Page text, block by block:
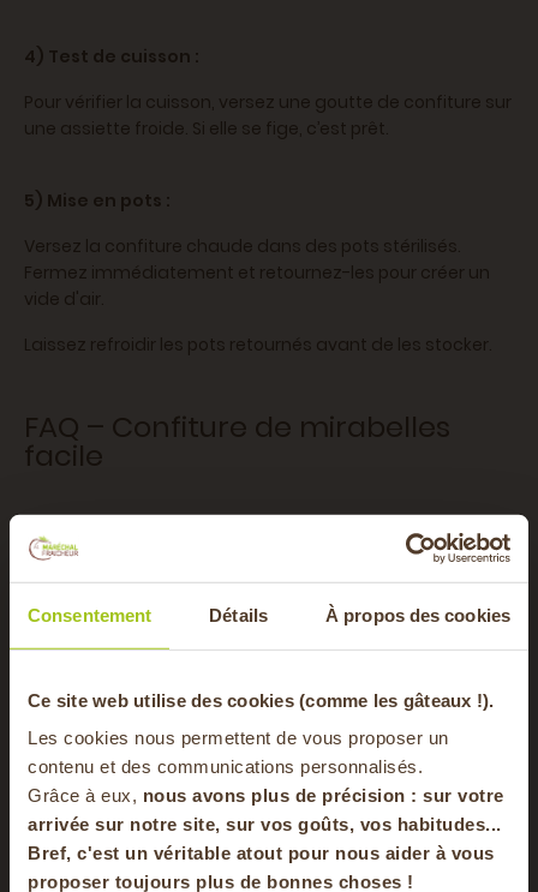
Consentement Détails À propos des cookies
Ce site web utilise des cookies (comme les gâteaux !).
Les cookies nous permettent de vous proposer un
contenu et des communications personnalisés.
Grâce à eux, nous avons plus de précision : sur votre
arrivée sur notre site, sur vos goûts, vos habitudes...
Bref, c'est un véritable atout pour nous aider à vous
proposer toujours plus de bonnes choses !
4) Test de cuisson :
Pour vérifier la cuisson, versez une goutte de confiture sur
une assiette froide. Si elle se fige, c’est prêt.
5) Mise en pots :
Versez la confiture chaude dans des pots stérilisés.
Fermez immédiatement et retournez-les pour créer un
vide d'air.
Laissez refroidir les pots retournés avant de les stocker.
FAQ – Confiture de mirabelles
facile
Comment réussir votre confiture de mirabelles
maison ?
Pour une confiture de mirabelles réussie, utilisez des fruits
20 à 30 minutes jusqu’à obtenir la texture idéale.
Faut-il dénoyauter les mirabelles pour la confiture ?
Oui, il est conseillé de dénoyauter les mirabelles avant
cuisson. Cela facilite la préparation et donne une
confiture lisse et agréable à tartiner.
-20% offerts sur
votre panier
en vous inscrivant à notre newsletter